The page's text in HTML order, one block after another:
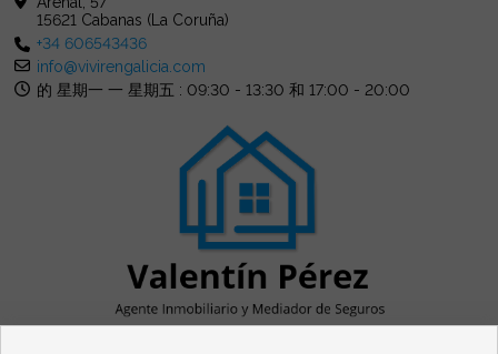
15621 Cabanas (La Coruña)
+34 606543436
info@vivirengalicia.com
的 星期一 一 星期五 : 09:30 - 13:30 和 17:00 - 20:00